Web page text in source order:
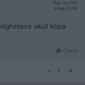
Reg: Jan 2004
Inlägg: 11 618
skull köpa
Citera